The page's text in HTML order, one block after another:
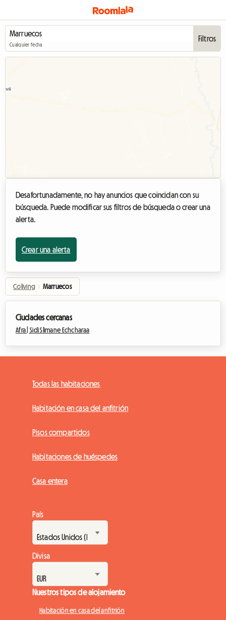
Cualquier fecha
Filtros
Desafortunadamente, no hay anuncios que coincidan con su
búsqueda. Puede modificar sus filtros de búsqueda o crear una
alerta.
Crear una alerta
Coliving › Marruecos
Ciudades cercanas
Afra | Sidi Slimane Echcharaa
Todas las habitaciones
Habitación en casa del anfitrión
Pisos compartidos
Habitaciones de huéspedes
Casa entera
País
Divisa
Nuestros tipos de alojamiento
Habitación en casa del anfitrión